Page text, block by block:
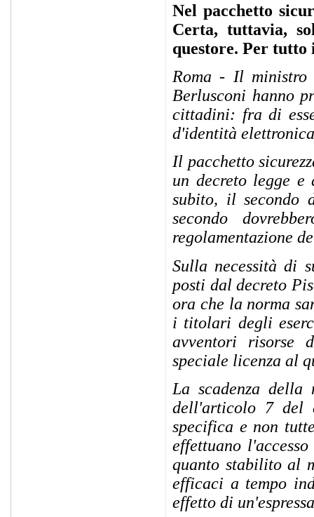
Nel pacchetto
Certa, tuttavia,
questore. Per tutto
Roma - Il
Berlusconi hanno
cittadini: fra di
d'identità
Il pacchetto
un decreto legge
subito, il secondo
secondo
regolamentazione
Sulla necessità di
posti dal decreto
ora che la norma
i titolari degli
avventori risorse
speciale licenza al
La scadenza
dell'articolo 7 del
specifica e non
effettuano
quanto stabilito al
efficaci a tempo
effetto di